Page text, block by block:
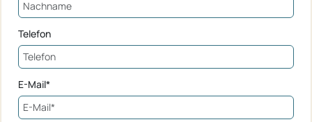
Telefon
E-Mail*